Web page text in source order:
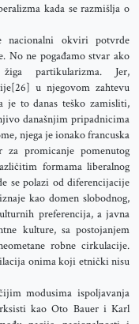
kada se razmišlja o
nacionalni okviri potvrde
No ne pogađamo stvar ako
partikularizma. Jer,
u njegovom zahtevu
je to danas teško zamisliti,
današnjim pripadnicima
njega je ionako francuska
promicanje pomenutog
formama liberalnog
se polazi od diferencijacije
kao domen slobodnog,
preferencija, a javna
kulture, sa postojanjem
robne cirkulacije.
onima koji etnički nisu
modusima ispoljavanja
kao Oto Bauer i Karl